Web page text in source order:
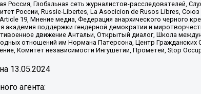
Глобальная сеть журналистов-расследователей,
России, Russie-Libertes, La Asocicion de Rusos Libres,
19, Мнение медиа, Федерация анархического черного
поддержки гендерной демократии и
движение Антальи, Открытый диалог, Школа
отношений им Нормана Патерсона, Центр
Комитет независимости Ингушетии, Прометей, Stop
13.05.2024
агента: